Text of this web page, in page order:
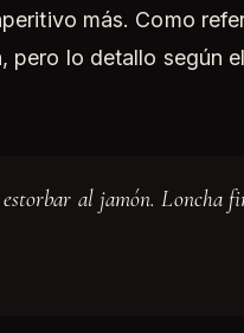
más. Como
pero lo detallo según
al jamón. Loncha